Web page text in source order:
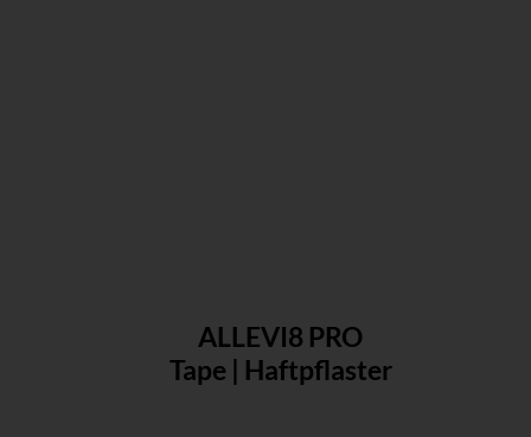
ALLEVI8 PRO
Tape | Haftpflaster